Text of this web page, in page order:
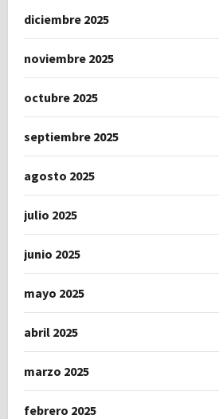
diciembre 2025
noviembre 2025
octubre 2025
septiembre 2025
agosto 2025
julio 2025
junio 2025
mayo 2025
abril 2025
marzo 2025
febrero 2025